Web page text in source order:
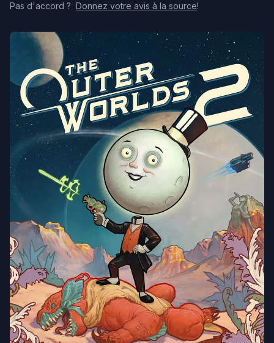
Pas d'accord ? Donnez votre avis à la source!